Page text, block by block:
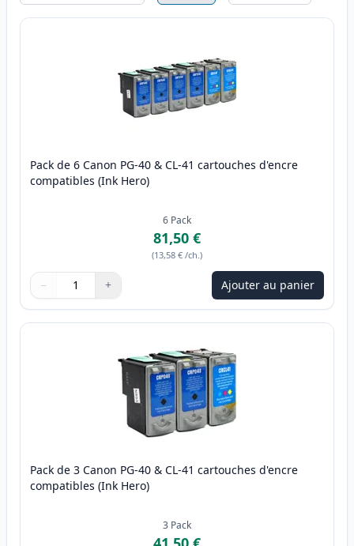
Pack de 6 Canon PG-40 & CL-41 cartouches d'encre
compatibles (Ink Hero)
6 Pack
81,50 €
(13,58 € /ch.)
Quantité
Utilisez les boutons pour ajuster
− +
Quantité Ajouter au panier
Pack de 3 Canon PG-40 & CL-41 cartouches d'encre
compatibles (Ink Hero)
3 Pack